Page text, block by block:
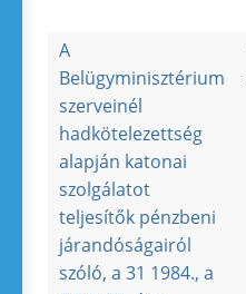
A
Belügyminisztérium
szerveinél
hadkötelezettség
alapján katonai
szolgálatot
teljesítők pénzbeni
járandóságairól
szóló, a 31 1984., a